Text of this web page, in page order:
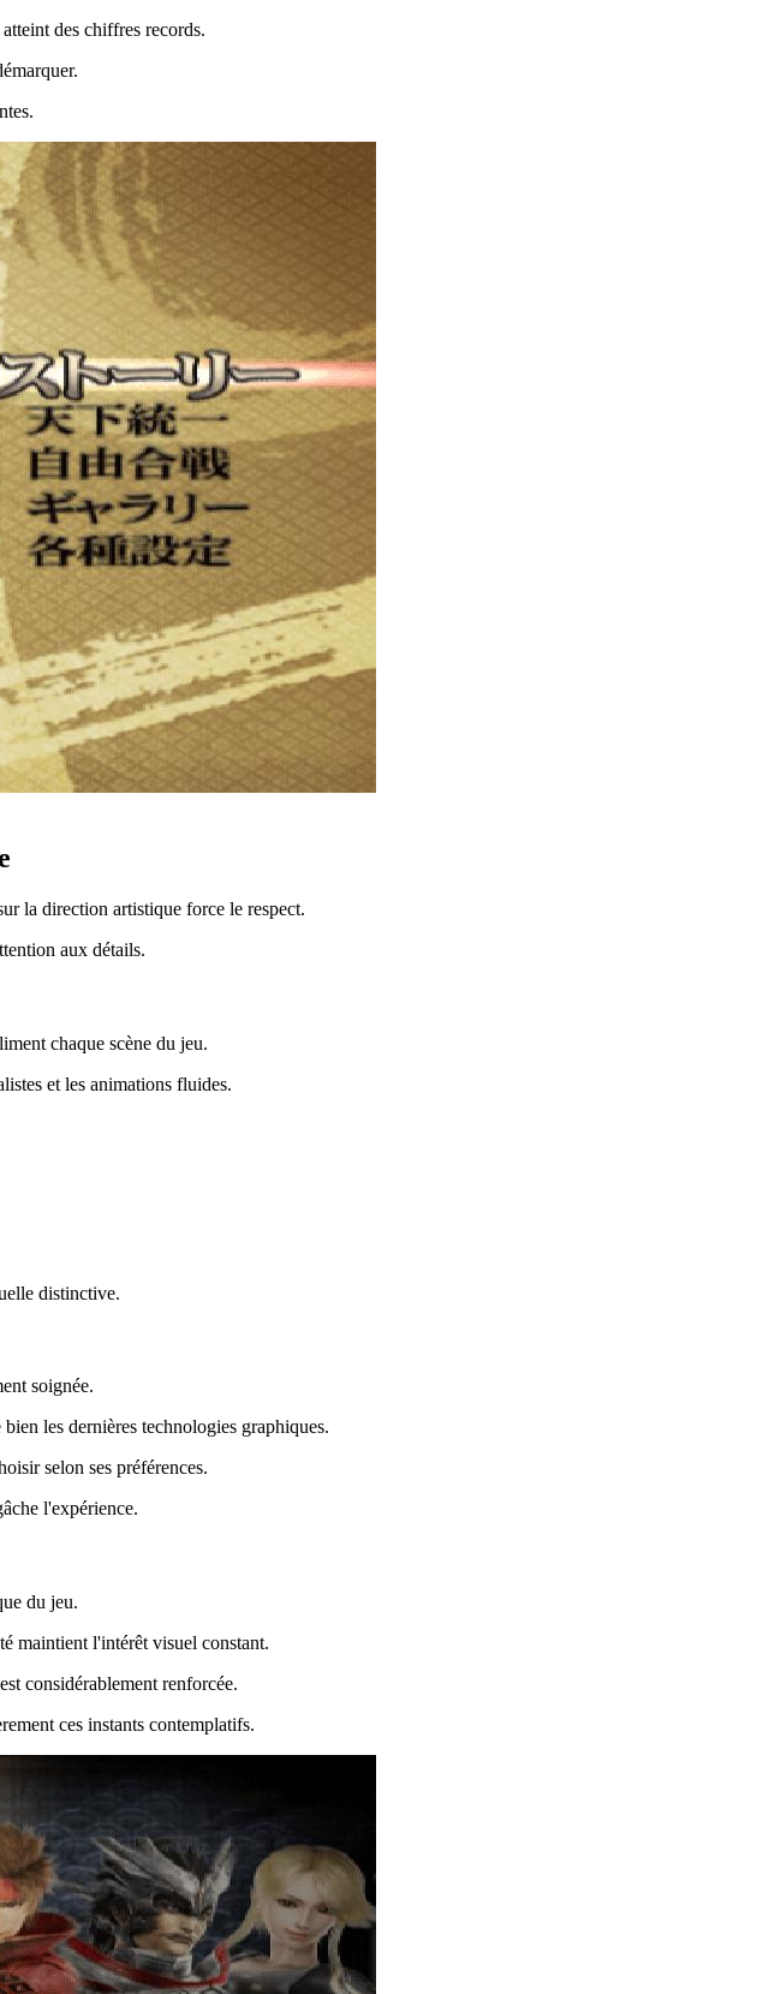
des chiffres records.
la direction artistique force le respect.
aux détails.
chaque scène du jeu.
et les animations fluides.
distinctive.
soignée.
les dernières technologies graphiques.
selon ses préférences.
l'expérience.
du jeu.
maintient l'intérêt visuel constant.
considérablement renforcée.
ces instants contemplatifs.